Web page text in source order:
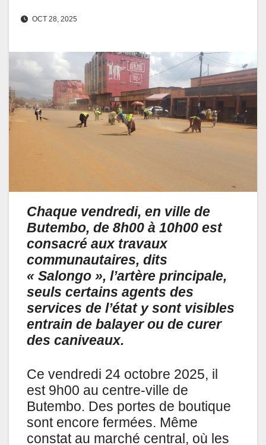
OCT 28, 2025
Chaque vendredi, en ville de
Butembo, de 8h00 à 10h00 est
consacré aux travaux
communautaires, dits
« Salongo », l’artère principale,
seuls certains agents des
services de l’état y sont visibles
entrain de balayer ou de curer
des caniveaux.
Ce vendredi 24 octobre 2025, il
est 9h00 au centre-ville de
Butembo. Des portes de boutique
sont encore fermées. Même
constat au marché central, où les